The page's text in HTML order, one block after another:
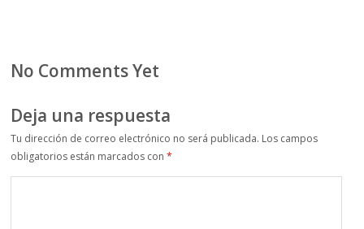
No Comments Yet
Deja una respuesta
Tu dirección de correo electrónico no será publicada. Los campos
obligatorios están marcados con*